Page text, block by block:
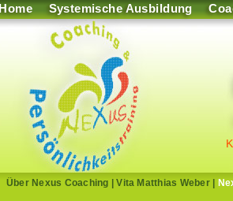
Home Systemische Ausbildung
Über Nexus Coaching |Vita Matthias Weber|